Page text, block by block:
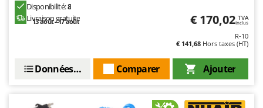
Disponibilité:8
Livraison gratuite
13 août - 17 août € 170,02 TVA
Inclus
R-10
€ 141,68 Hors taxes (HT)
Ajouter
Comparer
Données techniques